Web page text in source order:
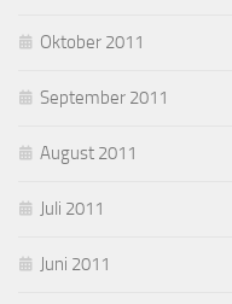
Oktober 2011
September 2011
August 2011
Juli 2011
Juni 2011